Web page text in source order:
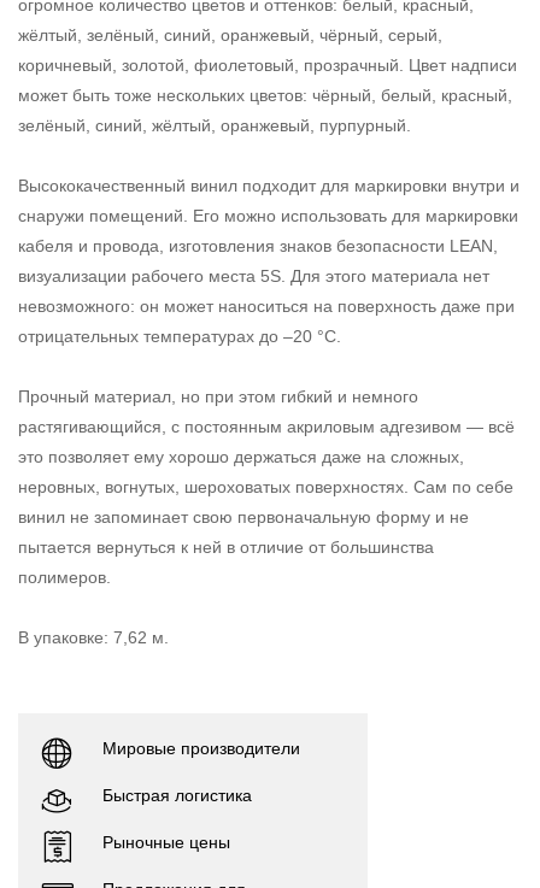
огромное количество цветов и оттенков: белый, красный,
жёлтый, зелёный, синий, оранжевый, чёрный, серый,
коричневый, золотой, фиолетовый, прозрачный. Цвет надписи
может быть тоже нескольких цветов: чёрный, белый, красный,
зелёный, синий, жёлтый, оранжевый, пурпурный.
Высококачественный винил подходит для маркировки внутри и
снаружи помещений. Его можно использовать для маркировки
кабеля и провода, изготовления знаков безопасности LEAN,
визуализации рабочего места 5S. Для этого материала нет
невозможного: он может наноситься на поверхность даже при
отрицательных температурах до –20 °С.
Прочный материал, но при этом гибкий и немного
растягивающийся, с постоянным акриловым адгезивом — всё
это позволяет ему хорошо держаться даже на сложных,
неровных, вогнутых, шероховатых поверхностях. Сам по себе
винил не запоминает свою первоначальную форму и не
пытается вернуться к ней в отличие от большинства
полимеров.
В упаковке: 7,62 м.
Мировые производители
Быстрая логистика
Рыночные цены